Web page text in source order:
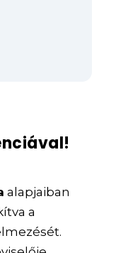
alapjaiban
a